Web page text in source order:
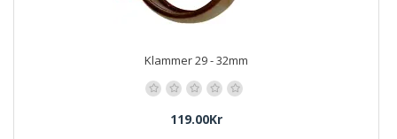
Klammer 29 - 32mm
119.00Kr